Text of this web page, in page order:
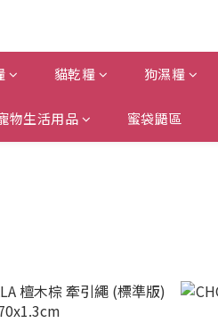
貓乾糧 狗濕糧
物生活用品 蜜袋鼯區